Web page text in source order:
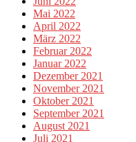
Mai 2022
April 2022
März 2022
Februar 2022
Januar 2022
Dezember 2021
November 2021
Oktober 2021
September 2021
August 2021
Juli 2021